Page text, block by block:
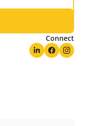
Connect